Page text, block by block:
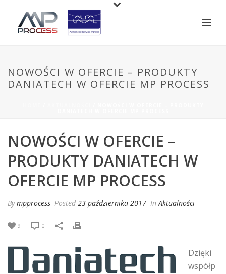
NOWOŚCI W OFERCIE – PRODUKTY
DANIATECH W OFERCIE MP PROCESS
NOWOŚCI W OFERCIE –
PRODUKTY DANIATECH W
OFERCIE MP PROCESS
Bympprocess Posted 23 października 2017 InAktualności
9 0
Dzięki
współp